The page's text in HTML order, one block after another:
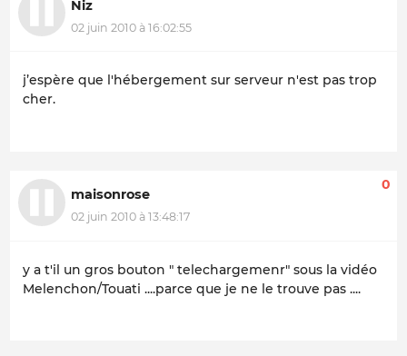
Niz
02 juin 2010 à 16:02:55
j’espère que l'hébergement sur serveur n'est pas trop
cher.
maisonrose
02 juin 2010 à 13:48:17
0
y a t'il un gros bouton " telechargemenr" sous la vidéo
Melenchon/Touati ....parce que je ne le trouve pas ....